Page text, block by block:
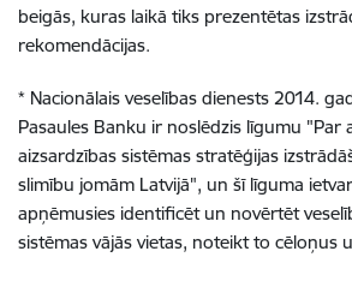
beigās, kuras laikā tiks prezentētas
rekomendācijas.
* Nacionālais veselības dienests 2014.
Pasaules Banku ir noslēdzis līgumu "Par
aizsardzības sistēmas stratēģijas
slimību jomām Latvijā", un šī līguma
apņēmusies identificēt un novērtēt
sistēmas vājās vietas, noteikt to cēloņus